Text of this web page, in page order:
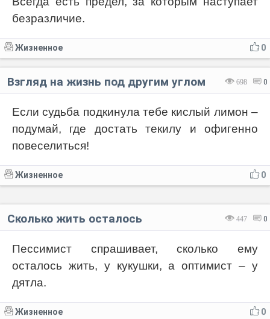
безразличие.
0
Жизненное
698 0
Взгляд на жизнь под другим углом
Если судьба подкинула тебе кислый лимон –
подумай, где достать текилу и офигенно
повеселиться!
0
Жизненное
447 0
Сколько жить осталось
Пессимист спрашивает, сколько ему
осталось жить, у кукушки, а оптимист – у
дятла.
0
Жизненное